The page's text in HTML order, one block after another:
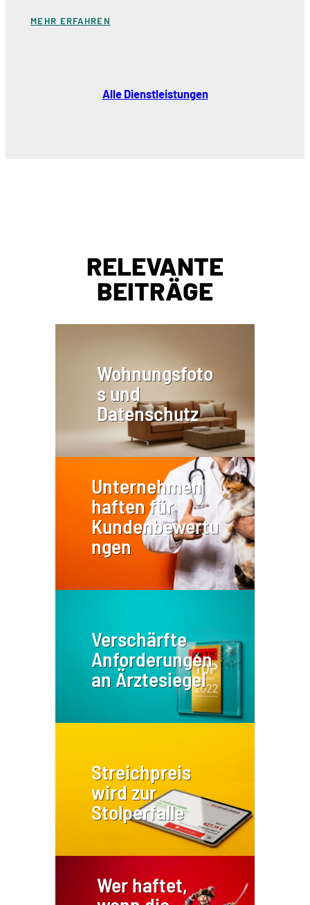
MEHR ERFAHREN
Alle Dienstleistungen
RELEVANTE
BEITRÄGE
Wohnungsfoto
s und
Datenschutz
Unternehmen
haften für
Kundenbewertu
ngen
Verschärfte
Anforderungen
an Ärztesiegel
Streichpreis
wird zur
Stolperfalle
Wer haftet,